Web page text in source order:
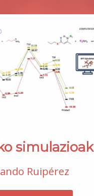
simulazioak
Ruipérez